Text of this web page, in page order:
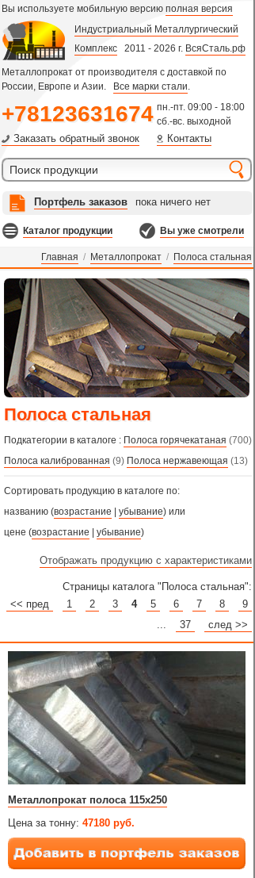
Вы используете мобильную версию полная версия
Индустриальный Металлургический
Комплекс 2011 - 2026 г. ВсяСталь.рф
Металлопрокат от производителя с доставкой по
России, Европе и Азии.
Все марки стали.
+78123631674 пн.-пт. 09:00 - 18:00
сб.-вс. выходной
Заказать обратный звонок Контакты
Портфель заказов пока ничего нет
Каталог продукции Вы уже смотрели
Главная / Металлопрокат / Полоса стальная
Полоса стальная
Подкатегории в каталоге : Полоса горячекатаная (700)
Полоса калиброванная (9) Полоса нержавеющая (13)
Сортировать продукцию в каталоге по:
названию (возрастание убывание) или
цене (возрастание убывание)
Отображать продукцию с характеристиками
Страницы каталога "Полоса стальная":
<< пред
1 2 3 4 5 6 7 8
9
...
37 след >>
Металлопрокат полоса 115х250
Цена за тонну: 47180 руб.